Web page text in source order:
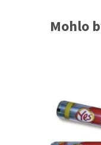
Mohlo